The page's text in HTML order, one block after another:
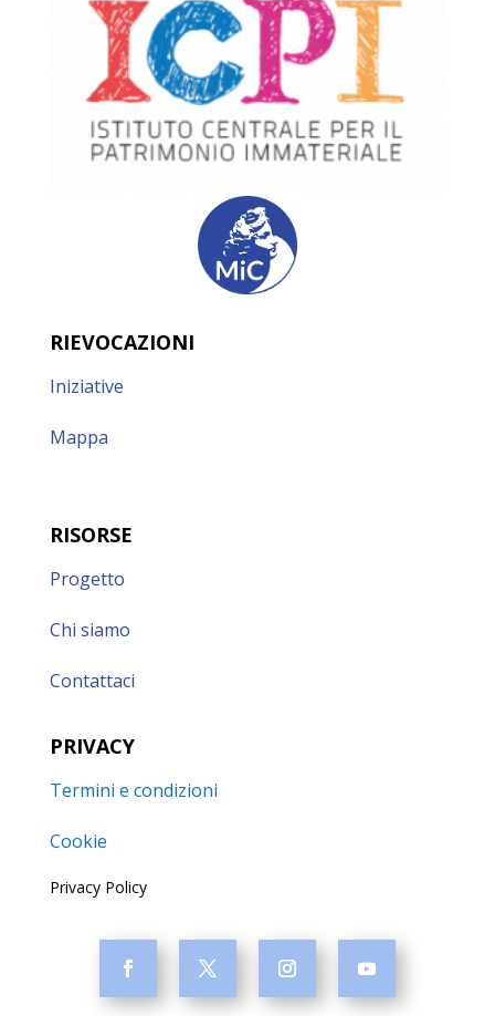
RIEVOCAZIONI
Iniziative
Mappa
RISORSE
Progetto
Chi siamo
Contattaci
PRIVACY
Termini e condizioni
Cookie
Privacy Policy